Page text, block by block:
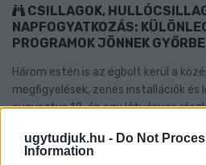
ugytudjuk.hu - Do Not
Information
CSILLAGOK,
NAPFOGYATKOZÁS:
PROGRAMOK JÖNNEK
Három estén is az égbolt kerül a
megfigyelések, zenés installációk
augusztus 12-én egy látványos